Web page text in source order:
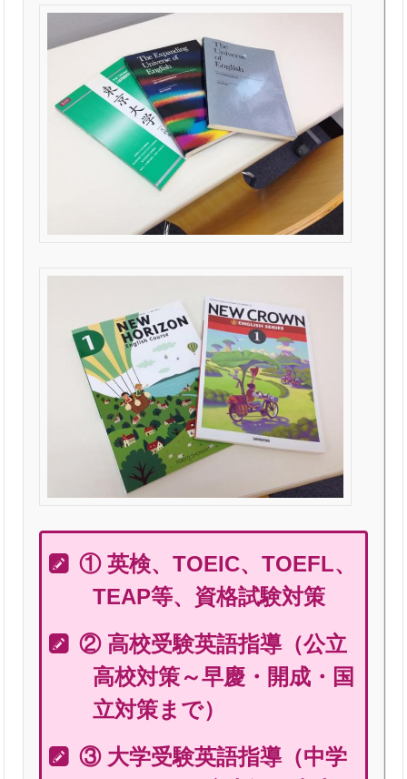
① 英検、TOEIC、TOEFL、
TEAP等、資格試験対策
② 高校受験英語指導（公立
高校対策～早慶・開成・国
立対策まで）
③ 大学受験英語指導（中学